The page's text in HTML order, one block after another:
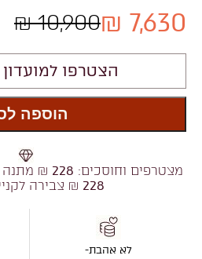
10,900 ₪ 7,630 ₪
הצטרפו למועדון
הוספה
מצטרפים וחוסכים: 228 ₪ מתנה
228 ₪ צבירה
לא אהבת-